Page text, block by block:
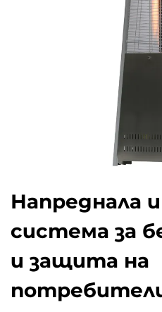
Напреднала
система за
и защита на